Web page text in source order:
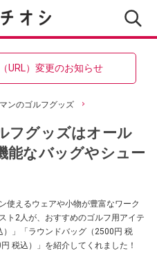
URL）変更のお知らせ
ンのゴルフグッズ
フグッズはオール
能なバッグやシュー
使えるウェアや小物が豊富なワーク
ト2人が、おすすめのゴルフ用アイテ
」「ラウンドバッグ（2500円 税
税込）」を紹介してくれました！